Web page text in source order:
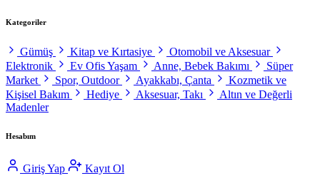
Kategoriler
Gümüş Kitap ve Kırtasiye
Otomobil ve Aksesuar
Elektronik
Ev Ofis Yaşam Anne, Bebek Bakımı
Süper
Market
Spor, Outdoor Ayakkabı, Çanta
Kozmetik ve
Kişisel Bakım
Hediye Aksesuar, Takı
Altın ve Değerli
Madenler
Hesabım
Giriş Yap Kayıt Ol